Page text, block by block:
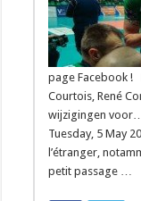
page Facebook !
Courtois, René
wijzigingen
Tuesday, 5 May
l’étranger,
petit passage …